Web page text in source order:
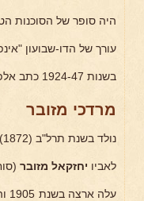
היה סופר של הסוכנות
עורך של הדו-שבועון
בשנות 1924-47 כתב אלפי מאמרים שונים על התנועה הציונית וכו'.
מרדכי מזובר
נולד בשנת תרל"ב (1872) בעיר גרודנו אז רוסיה.
לאביו יחזקאל מזובר